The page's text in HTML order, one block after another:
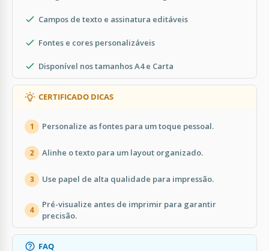
Campos de texto e assinatura editáveis
Fontes e cores personalizáveis
Disponível nos tamanhos A4 e Carta
CERTIFICADO DICAS
1 Personalize as fontes para um toque pessoal.
2 Alinhe o texto para um layout organizado.
3 Use papel de alta qualidade para impressão.
4
Pré-visualize antes de imprimir para garantir
precisão.
FAQ